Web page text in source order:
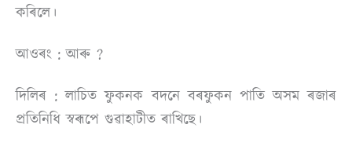
কৰিলে।
আওৰং : আৰু ?
দিলিৰ : লাচিত ফুকনক বদনে বৰফুকন পাতি অসম ৰজাৰ
প্রতিনিধি স্বৰূপে গুৱাহাটীত ৰাখিছে।